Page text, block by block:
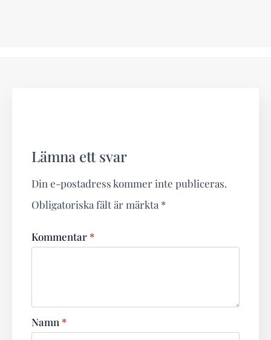
Lämna ett svar
Din e-postadress kommer inte publiceras.
Obligatoriska fält är märkta *
Kommentar *
Namn *